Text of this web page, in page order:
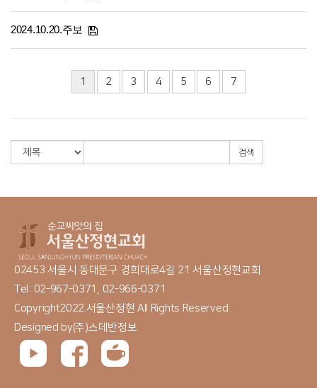
2024.10.20.주보
1 2 3 4 5 6 7
검색
02453 서울시 동대문구 경희대로4길 21 서울산정현교회
Tel: 02-967-0371, 02-966-0371
Copyright2022.서울산정현 All Rights Reserved.
Designed by(주)스데반정보